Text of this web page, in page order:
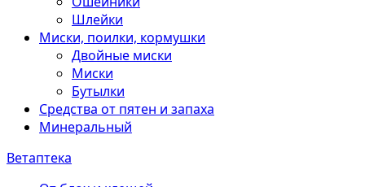
Шлейки
Миски, поилки, кормушки
Двойные миски
Миски
Бутылки
Средства от пятен и запаха
Минеральный
Ветаптека